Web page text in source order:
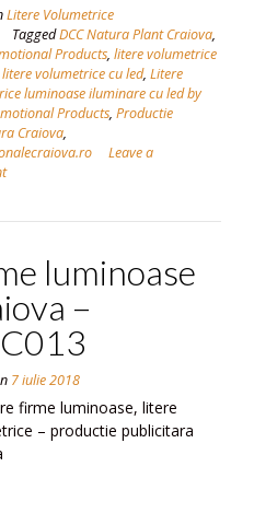
Litere Volumetrice
TaggedDCC Natura Plant Craiova,
Products, litere volumetrice
litere volumetrice cu led, Litere
luminoase iluminare cu led by
Products, Productie
Craiova,
Leave a
luminoase
–
7 iulie 2018
firme luminoase, litere
– productie publicitara